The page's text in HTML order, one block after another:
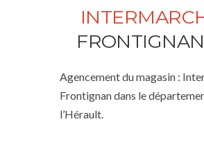
Agencement du magasin :
Frontignan dans le
l’Hérault.